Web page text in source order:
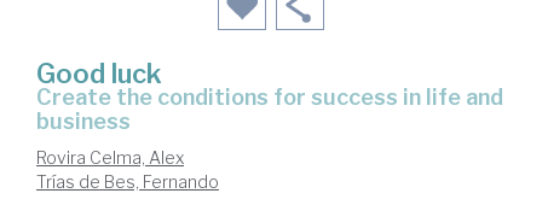
Good luck
create the conditions for success in life and
business
Rovira Celma, Alex
Trías de Bes, Fernando